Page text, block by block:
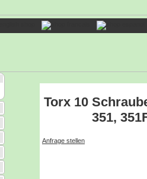
Torx 10
351,
Anfrage stellen